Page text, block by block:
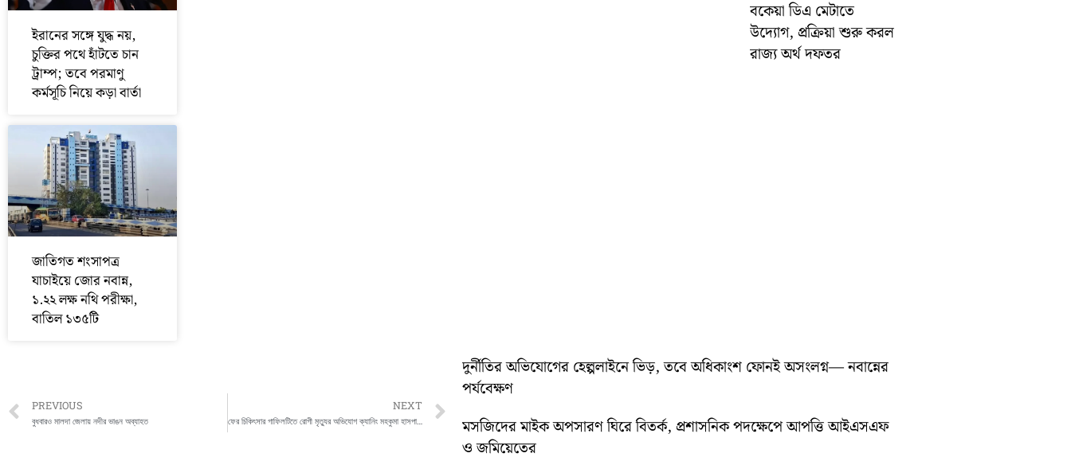
ইরানের সঙ্গে যুদ্ধ নয়,
চুক্তির পথে হাঁটতে চান
ট্রাম্প; তবে পরমাণু
কর্মসূচি নিয়ে কড়া বার্তা
জাতিগত শংসাপত্র
যাচাইয়ে জোর নবান্ন,
১.২২ লক্ষ নথি পরীক্ষা,
বাতিল ১৩৫টি
বকেয়া ডিএ মেটাতে
উদ্যোগ, প্রক্রিয়া শুরু করল
রাজ্য অর্থ দফতর
Prev
PREVIOUS
বুধবারও মালদা জেলায় নদীর ভাঙন অব্যাহত
NEXT
ফের চিকিৎসার গাফিলটিতে রোগী মৃত্যুর অভিযোগ ক্যানিং মহকুমা হাসপাতালের বিরুদ্ধে Next
দুর্নীতির অভিযোগের হেল্পলাইনে ভিড়, তবে অধিকাংশ ফোনই অসংলগ্ন— নবান্নের
পর্যবেক্ষণ
মসজিদের মাইক অপসারণ ঘিরে বিতর্ক, প্রশাসনিক পদক্ষেপে আপত্তি আইএসএফ
ও জমিয়েতের